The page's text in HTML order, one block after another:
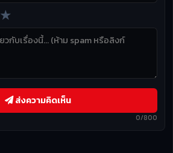
★
0/800
ส่งความคิดเห็น